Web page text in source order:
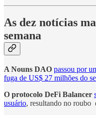
As dez notícias
semana
A Nouns DAO passou por
fuga de US$ 27 milhões do
O protocolo DeFi Balancer
usuário, resultando no roubo